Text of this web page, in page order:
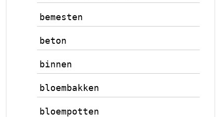
bemesten
beton
binnen
bloembakken
bloempotten